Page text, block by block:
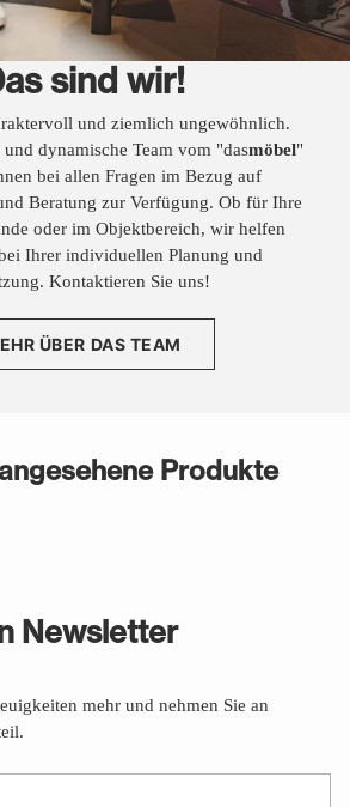
sind wir!
und ziemlich ungewöhnlich.
dynamische Team vom "dasmöbel"
bei allen Fragen im Bezug auf
Beratung zur Verfügung. Ob für Ihre
oder im Objektbereich, wir helfen
Ihrer individuellen Planung und
Kontaktieren Sie uns!
ÜBER DAS TEAM
Produkte
Newsletter
mehr und nehmen Sie an